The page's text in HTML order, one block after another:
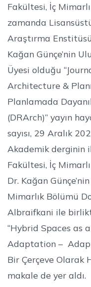
Fakültesi, İç
zamanda
Araştırma
Kağan Günçe’nin
Üyesi olduğu
Architecture &
Planlamada
(DRArch)” yayın
sayısı, 29 Aralık
Akademik derginin
Fakültesi, İç
Dr. Kağan
Mimarlık Bölümü
Albraifkani ile
“Hybrid Spaces as
Adaptation –
Bir Çerçeve Olarak
makale de yer aldı.